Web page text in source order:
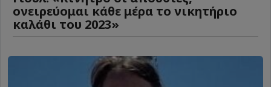
ονειρεύομαι κάθε μέρα το νικητήριο
καλάθι του 2023»